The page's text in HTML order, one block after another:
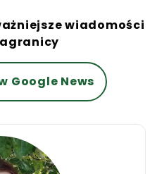
wiadomości
Google News